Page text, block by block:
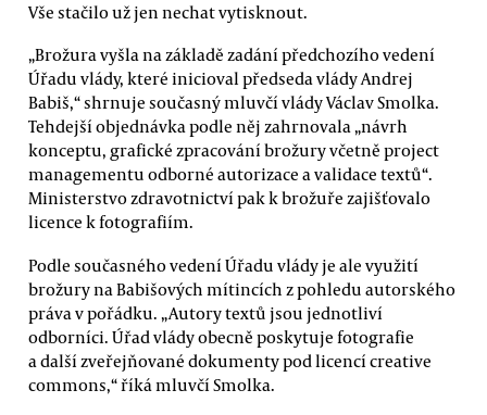
Vše stačilo už jen nechat vytisknout.
„Brožura vyšla na základě zadání předchozího vedení
Úřadu vlády, které inicioval předseda vlády Andrej
Babiš,“ shrnuje současný mluvčí vlády Václav Smolka.
Tehdejší objednávka podle něj zahrnovala „návrh
konceptu, grafické zpracování brožury včetně project
managementu odborné autorizace a validace textů“.
Ministerstvo zdravotnictví pak k brožuře zajišťovalo
licence k fotografiím.
Podle současného vedení Úřadu vlády je ale využití
brožury na Babišových mítincích z pohledu autorského
práva v pořádku. „Autory textů jsou jednotliví
odborníci. Úřad vlády obecně poskytuje fotografie
a další zveřejňované dokumenty pod licencí creative
commons,“ říká mluvčí Smolka.